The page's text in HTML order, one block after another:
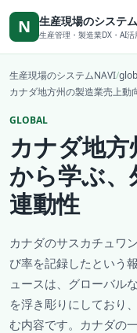
本文へ移動
N 生産現場のシステ
生産管理・製造業DX・AI
生産現場のシステムNAVI/
カナダ地方州の製造業売上動
GLOBAL
カナダ地
から学ぶ
連動性
カナダのサスカチュワ
び率を記録したという
ュースは、グローバル
を浮き彫りにしており
む内容です。カナダの